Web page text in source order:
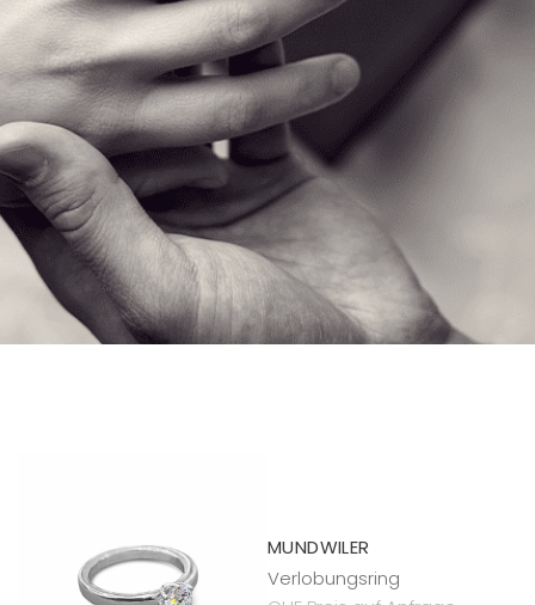
MUNDWILER
Verlobungsring